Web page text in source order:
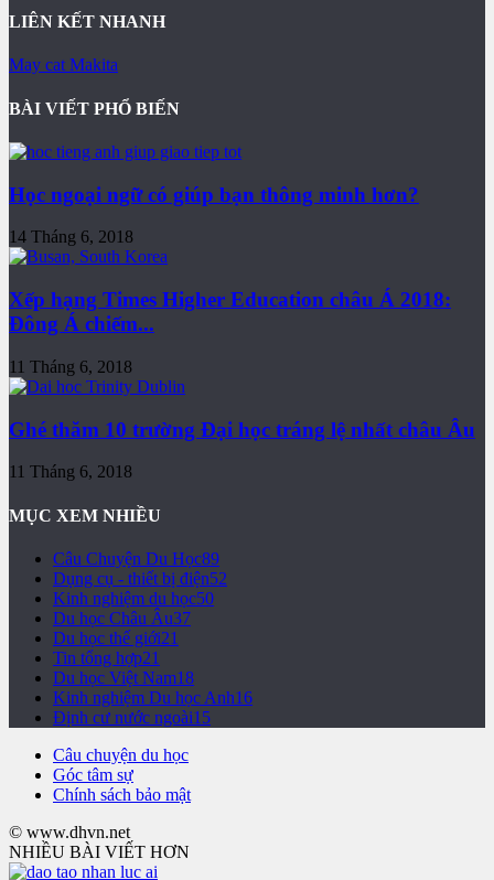
LIÊN KẾT NHANH
May cat Makita
BÀI VIẾT PHỔ BIẾN
Học ngoại ngữ có giúp bạn thông minh hơn?
14 Tháng 6, 2018
Xếp hạng Times Higher Education châu Á 2018:
Đông Á chiếm...
11 Tháng 6, 2018
Ghé thăm 10 trường Đại học tráng lệ nhất châu Âu
11 Tháng 6, 2018
MỤC XEM NHIỀU
Câu Chuyện Du Học89
Dụng cụ - thiết bị điện52
Kinh nghiệm du học50
Du học Châu Âu37
Du học thế giới21
Tin tổng hợp21
Du học Việt Nam18
Kinh nghiệm Du học Anh16
Định cư nước ngoài15
Câu chuyện du học
Góc tâm sự
Chính sách bảo mật
© www.dhvn.net
NHIỀU BÀI VIẾT HƠN